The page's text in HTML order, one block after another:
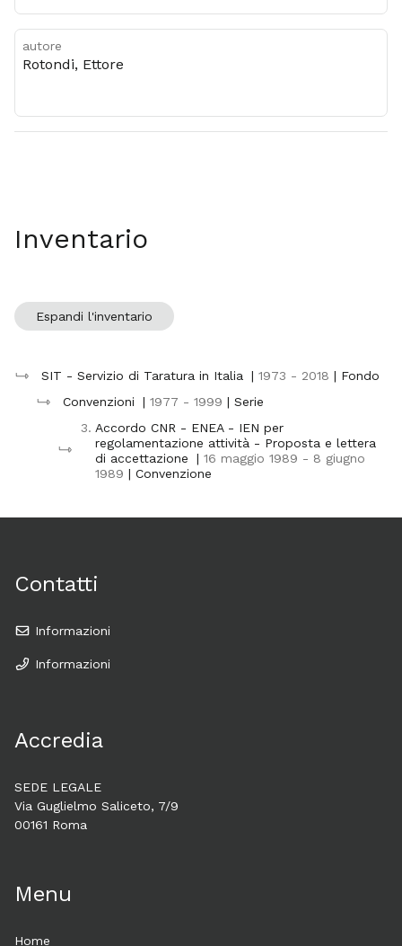
autore
Rotondi, Ettore
Inventario
Espandi l'inventario
SIT - Servizio di Taratura in Italia | 1973 - 2018 | Fondo
Convenzioni
| 1977 - 1999 | Serie
3. Accordo CNR - ENEA - IEN per
regolamentazione attività - Proposta e lettera
di accettazione
| 16 maggio 1989 - 8 giugno
1989 | Convenzione
Contatti
Informazioni
Informazioni
Accredia
SEDE LEGALE
Via Guglielmo Saliceto, 7/9
00161 Roma
Menu
Home